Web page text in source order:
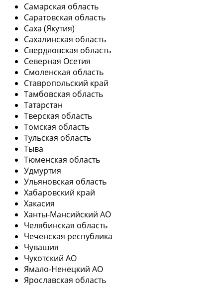
Самарская область
Саратовская область
Саха (Якутия)
Сахалинская область
Свердловская область
Северная Осетия
Смоленская область
Ставропольский край
Тамбовская область
Татарстан
Тверская область
Томская область
Тульская область
Тыва
Тюменская область
Удмуртия
Ульяновская область
Хабаровский край
Хакасия
Ханты-Мансийский АО
Челябинская область
Чеченская республика
Чувашия
Чукотский АО
Ямало-Ненецкий АО
Ярославская область